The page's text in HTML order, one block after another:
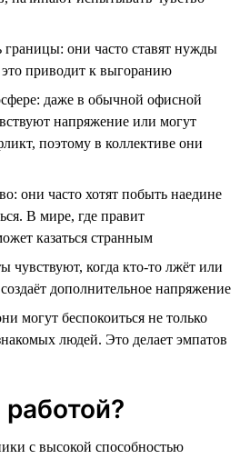
они часто ставят нужды
приводит к выгоранию
даже в обычной офисной
напряжение или могут
поэтому в коллективе они
они часто хотят побыть наедине
В мире, где правит
казаться странным
чувствуют, когда кто-то лжёт или
дополнительное напряжение
могут беспокоиться не только
людей. Это делает эмпатов
с высокой способностью